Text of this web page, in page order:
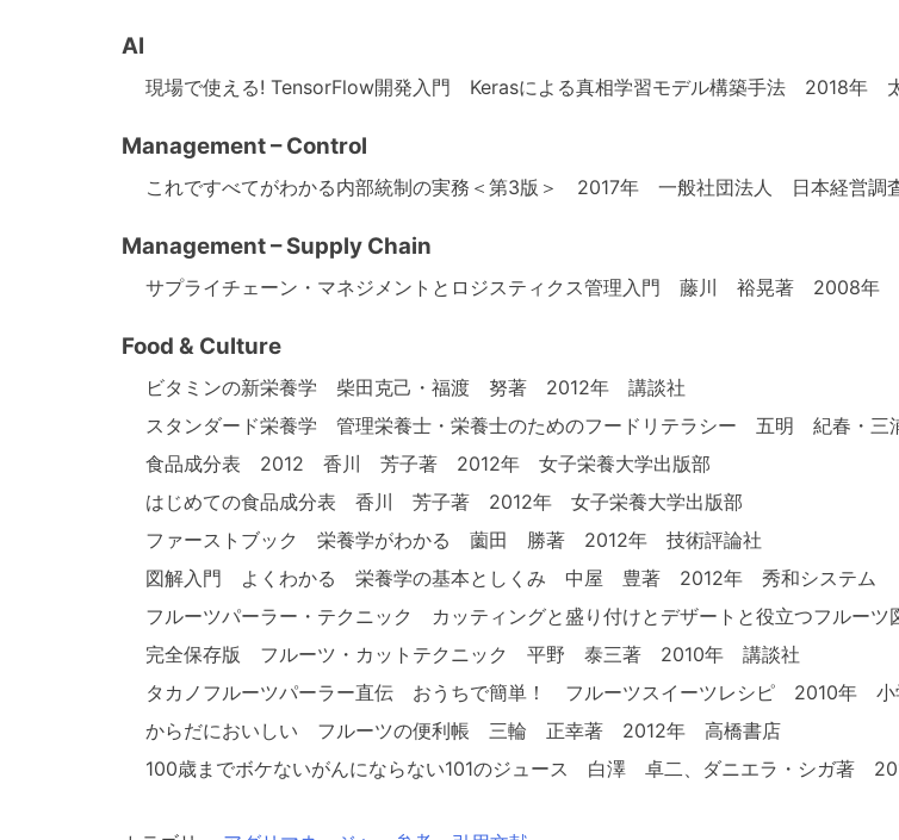
AI
現場で使える! TensorFlow開発入門 Kerasによる真相学習モデル構築手法 2018年
Management – Control
これですべてがわかる内部統制の実務＜第3版＞ 2017年 一般社団法人 日本経営調
Management – Supply Chain
サプライチェーン・マネジメントとロジスティクス管理入門 藤川 裕晃著 2008年
Food & Culture
ビタミンの新栄養学 柴田克己・福渡 努著 2012年 講談社
スタンダード栄養学 管理栄養士・栄養士のためのフードリテラシー 五明 紀春・
食品成分表 2012 香川 芳子著 2012年 女子栄養大学出版部
はじめての食品成分表 香川 芳子著 2012年 女子栄養大学出版部
ファーストブック 栄養学がわかる 薗田 勝著 2012年 技術評論社
図解入門 よくわかる 栄養学の基本としくみ 中屋 豊著 2012年 秀和システム
フルーツパーラー・テクニック カッティングと盛り付けとデザートと役立つフル
完全保存版 フルーツ・カットテクニック 平野 泰三著 2010年 講談社
タカノフルーツパーラー直伝 おうちで簡単！ フルーツスイーツレシピ 2010年 小
からだにおいしい フルーツの便利帳 三輪 正幸著 2012年 高橋書店
100歳までボケないがんにならない101のジュース 白澤 卓二、ダニエラ・シガ著